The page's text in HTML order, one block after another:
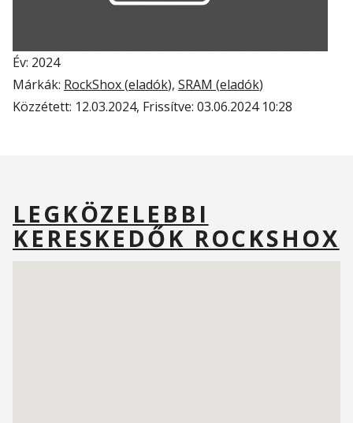
Év: 2024
Márkák: RockShox (eladók), SRAM (eladók)
Közzétett: 12.03.2024, Frissítve: 03.06.2024 10:28
LEGKÖZELEBBI
KERESKEDŐK ROCKSHOX